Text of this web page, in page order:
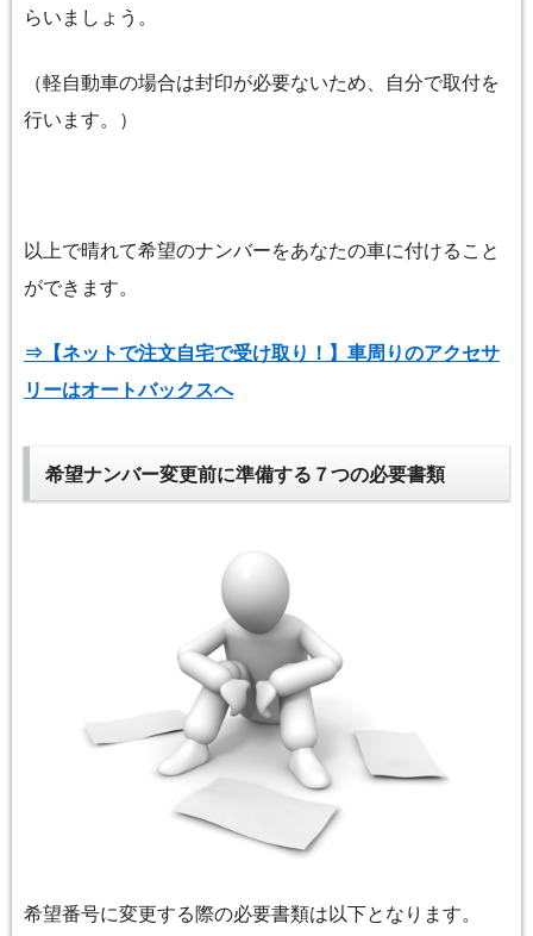
らいましょう。
（軽自動車の場合は封印が必要ないため、自分で取付を
行います。）
以上で晴れて希望のナンバーをあなたの車に付けること
ができます。
⇒【ネットで注文自宅で受け取り！】車周りのアクセサ
リーはオートバックスへ
希望ナンバー変更前に準備する７つの必要書類
希望番号に変更する際の必要書類は以下となります。